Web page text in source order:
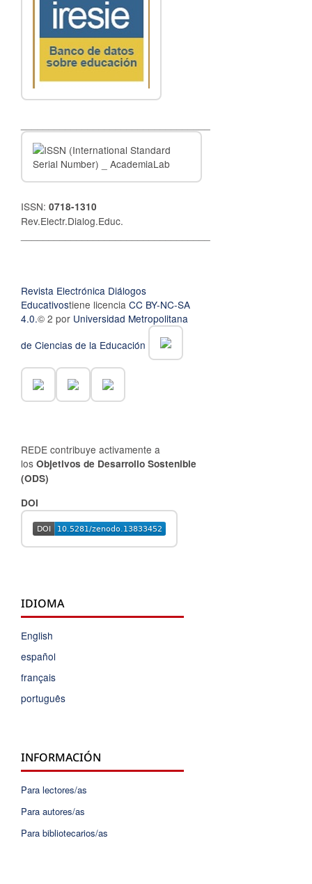
ISSN: 0718-1310
Rev.Electr.Dialog.Educ.
Revista Electrónica Diálogos
Educativostiene licencia CC BY-NC-SA
4.0.© 2 por Universidad Metropolitana
de Ciencias de la Educación
REDE contribuye activamente a
los Objetivos de Desarrollo Sostenible
(ODS)
DOI
IDIOMA
English
español
français
português
INFORMACIÓN
Para lectores/as
Para autores/as
Para bibliotecarios/as